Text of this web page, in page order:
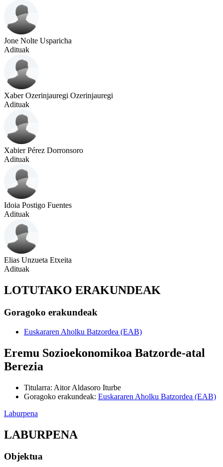
Jone Nolte Usparicha
Adituak
Xaber Ozerinjauregi Ozerinjauregi
Adituak
Xabier Pérez Dorronsoro
Adituak
Idoia Postigo Fuentes
Adituak
Elias Unzueta Etxeita
Adituak
LOTUTAKO ERAKUNDEAK
Goragoko erakundeak
Euskararen Aholku Batzordea (EAB)
Eremu Sozioekonomikoa Batzorde-atal
Berezia
Titularra: Aitor Aldasoro Iturbe
Goragoko erakundeak: Euskararen Aholku Batzordea (EAB)
Laburpena
LABURPENA
Objektua